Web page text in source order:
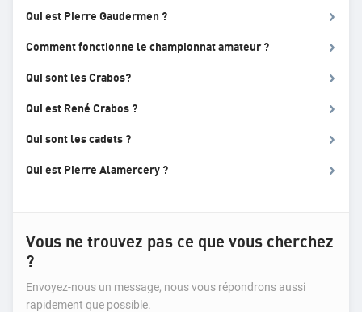
Qui est Pierre Gaudermen ?
Comment fonctionne le championnat amateur ?
Qui sont les Crabos?
Qui est René Crabos ?
Qui sont les cadets ?
Qui est Pierre Alamercery ?
Vous ne trouvez pas ce que vous cherchez
?
Envoyez-nous un message, nous vous répondrons aussi
rapidement que possible.